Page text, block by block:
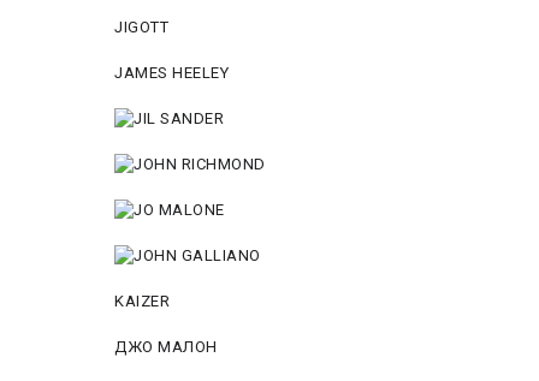
JIGOTT
JAMES HEELEY
KAIZER
ДЖО МАЛОН